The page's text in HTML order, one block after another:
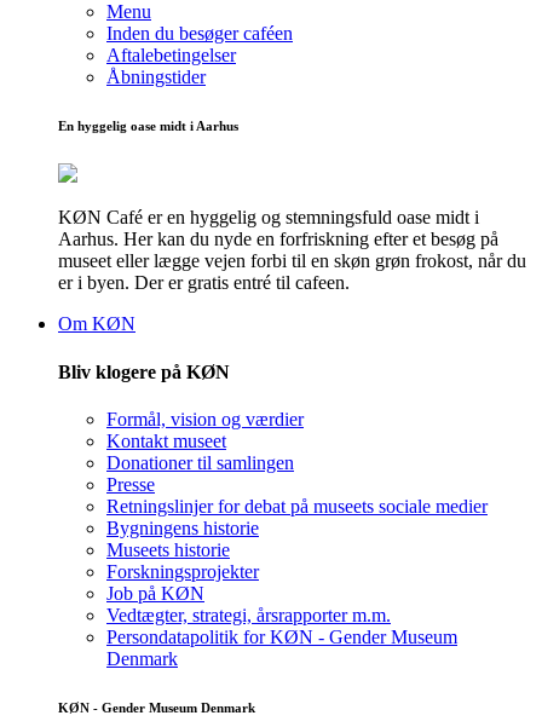
Menu
Inden du besøger caféen
Aftalebetingelser
Åbningstider
En hyggelig oase midt i Aarhus
KØN Café er en hyggelig og stemningsfuld oase midt i
Aarhus. Her kan du nyde en forfriskning efter et besøg på
museet eller lægge vejen forbi til en skøn grøn frokost, når du
er i byen. Der er gratis entré til cafeen.
Om KØN
Bliv klogere på KØN
Formål, vision og værdier
Kontakt museet
Donationer til samlingen
Presse
Retningslinjer for debat på museets sociale medier
Bygningens historie
Museets historie
Forskningsprojekter
Job på KØN
Vedtægter, strategi, årsrapporter m.m.
Persondatapolitik for KØN - Gender Museum
Denmark
KØN - Gender Museum Denmark